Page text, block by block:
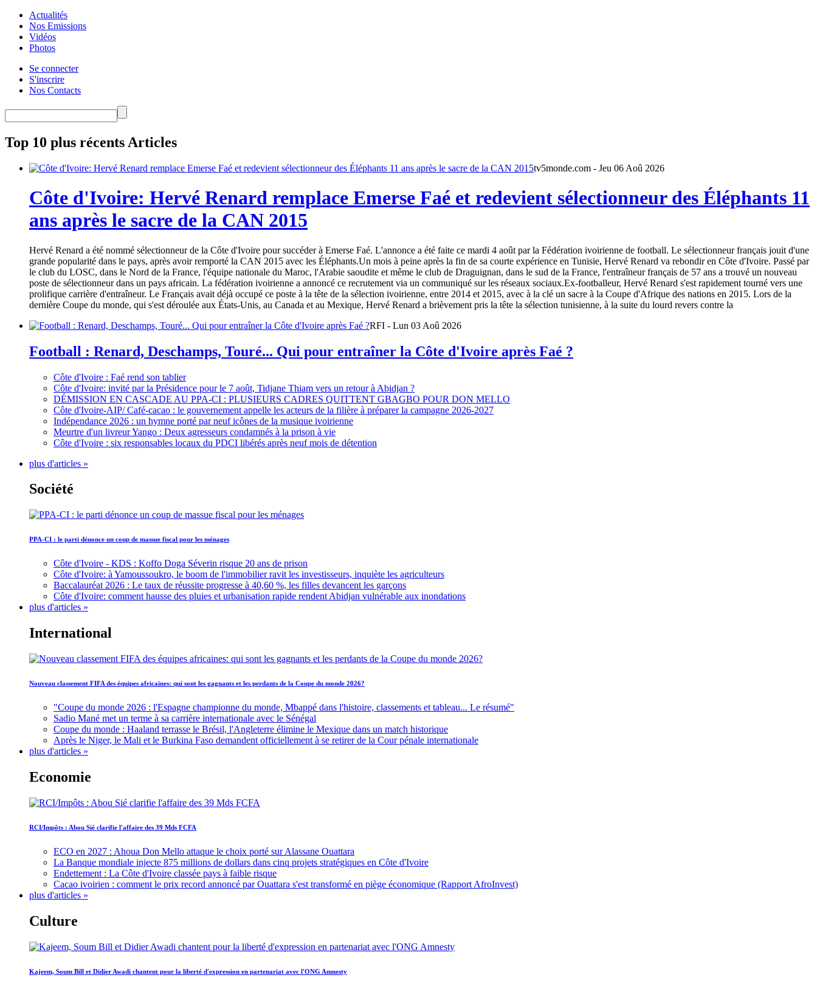
Actualités
Nos Emissions
Vidéos
Photos
Se connecter
S'inscrire
Nos Contacts
Top 10 plus récents Articles
tv5monde.com - Jeu 06 Aoû 2026
Côte d'Ivoire: Hervé Renard remplace Emerse Faé et redevient sélectionneur des Éléphants 11
ans après le sacre de la CAN 2015
Hervé Renard a été nommé sélectionneur de la Côte d'Ivoire pour succéder à Emerse Faé. L'annonce a été faite ce mardi 4 août par la Fédération ivoirienne de football. Le sélectionneur français jouit d'une
grande popularité dans le pays, après avoir remporté la CAN 2015 avec les Éléphants.Un mois à peine après la fin de sa courte expérience en Tunisie, Hervé Renard va rebondir en Côte d'Ivoire. Passé par
le club du LOSC, dans le Nord de la France, l'équipe nationale du Maroc, l'Arabie saoudite et même le club de Draguignan, dans le sud de la France, l'entraîneur français de 57 ans a trouvé un nouveau
poste de sélectionneur dans un pays africain. La fédération ivoirienne a annoncé ce recrutement via un communiqué sur les réseaux sociaux.Ex-footballeur, Hervé Renard s'est rapidement tourné vers une
prolifique carrière d'entraîneur. Le Français avait déjà occupé ce poste à la tête de la sélection ivoirienne, entre 2014 et 2015, avec à la clé un sacre à la Coupe d'Afrique des nations en 2015. Lors de la
dernière Coupe du monde, qui s'est déroulée aux États-Unis, au Canada et au Mexique, Hervé Renard a brièvement pris la tête la sélection tunisienne, à la suite du lourd revers contre la
RFI - Lun 03 Aoû 2026
Football : Renard, Deschamps, Touré... Qui pour entraîner la Côte d'Ivoire après Faé ?
Côte d'Ivoire : Faé rend son tablier
Côte d'Ivoire: invité par la Présidence pour le 7 août, Tidjane Thiam vers un retour à Abidjan ?
DÉMISSION EN CASCADE AU PPA-CI : PLUSIEURS CADRES QUITTENT GBAGBO POUR DON MELLO
Côte d'Ivoire-AIP/ Café-cacao : le gouvernement appelle les acteurs de la filière à préparer la campagne 2026-2027
Indépendance 2026 : un hymne porté par neuf icônes de la musique ivoirienne
Meurtre d'un livreur Yango : Deux agresseurs condamnés à la prison à vie
Côte d'Ivoire : six responsables locaux du PDCI libérés après neuf mois de détention
plus d'articles »
Société
PPA-CI : le parti dénonce un coup de massue fiscal pour les ménages
Côte d'Ivoire - KDS : Koffo Doga Séverin risque 20 ans de prison
Côte d'Ivoire: à Yamoussoukro, le boom de l'immobilier ravit les investisseurs, inquiète les agriculteurs
Baccalauréat 2026 : Le taux de réussite progresse à 40,60 %, les filles devancent les garçons
Côte d'Ivoire: comment hausse des pluies et urbanisation rapide rendent Abidjan vulnérable aux inondations
plus d'articles »
International
Nouveau classement FIFA des équipes africaines: qui sont les gagnants et les perdants de la Coupe du monde 2026?
"Coupe du monde 2026 : l'Espagne championne du monde, Mbappé dans l'histoire, classements et tableau... Le résumé"
Sadio Mané met un terme à sa carrière internationale avec le Sénégal
Coupe du monde : Haaland terrasse le Brésil, l'Angleterre élimine le Mexique dans un match historique
Après le Niger, le Mali et le Burkina Faso demandent officiellement à se retirer de la Cour pénale internationale
plus d'articles »
Economie
RCI/Impôts : Abou Sié clarifie l'affaire des 39 Mds FCFA
ECO en 2027 : Ahoua Don Mello attaque le choix porté sur Alassane Ouattara
La Banque mondiale injecte 875 millions de dollars dans cinq projets stratégiques en Côte d'Ivoire
Endettement : La Côte d'Ivoire classée pays à faible risque
Cacao ivoirien : comment le prix record annoncé par Ouattara s'est transformé en piège économique (Rapport AfroInvest)
plus d'articles »
Culture
Kajeem, Soum Bill et Didier Awadi chantent pour la liberté d'expression en partenariat avec l'ONG Amnesty